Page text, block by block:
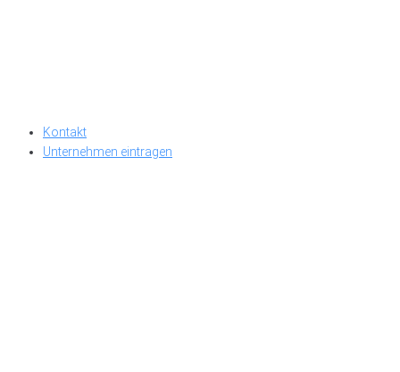
Kontakt
Unternehmen eintragen